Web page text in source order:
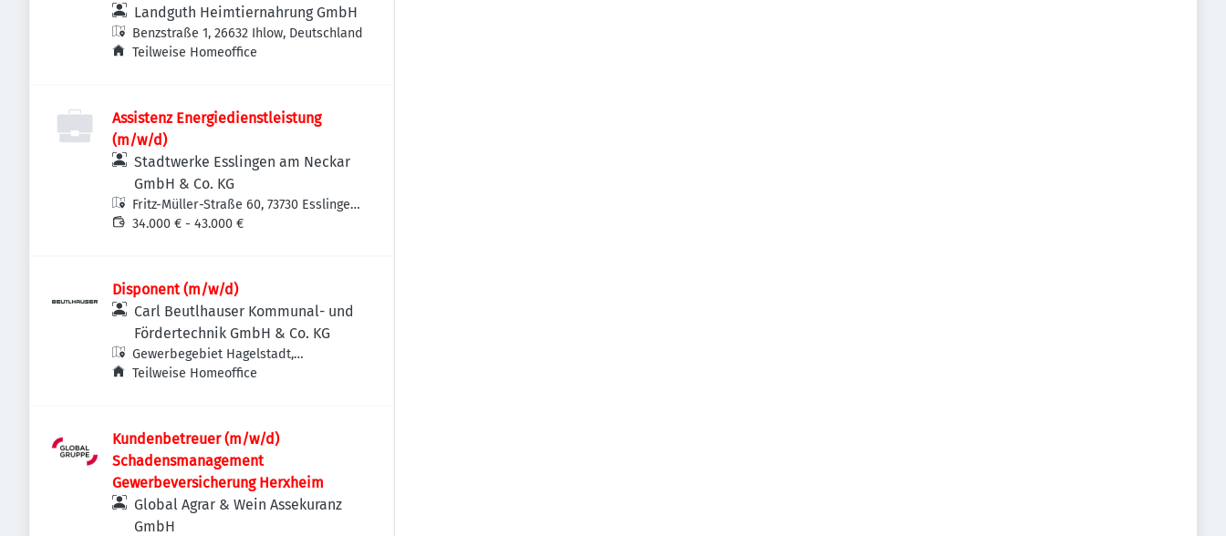
Landguth Heimtiernahrung GmbH
Benzstraße 1, 26632 Ihlow, Deutschland
Teilweise Homeoffice
Assistenz Energiedienstleistung
(m/w/d)
Stadtwerke Esslingen am Neckar
GmbH & Co. KG
Fritz-Müller-Straße 60, 73730 Esslingen
am Neckar-Oberesslingen,
34.000 € - 43.000 €
Disponent (m/w/d)
Carl Beutlhauser Kommunal- und
Fördertechnik GmbH & Co. KG
Gewerbegebiet Hagelstadt,
Regensburger Str. 23, 93095
Teilweise Homeoffice
Kundenbetreuer (m/w/d)
Schadensmanagement
Gewerbeversicherung Herxheim
Global Agrar & Wein Assekuranz
GmbH